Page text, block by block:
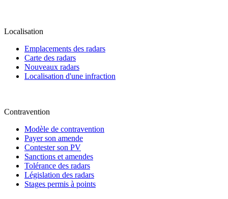
Localisation
Emplacements des radars
Carte des radars
Nouveaux radars
Localisation d'une infraction
Contravention
Modèle de contravention
Payer son amende
Contester son PV
Sanctions et amendes
Tolérance des radars
Législation des radars
Stages permis à points